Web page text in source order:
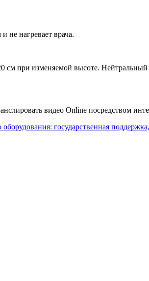
не нагревает врача.
см при изменяемой высоте.
видео Online посредством
государственная